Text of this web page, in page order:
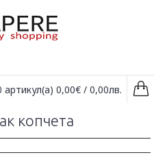
артикул(а) 0,00€ / 0,00лв.
копчета